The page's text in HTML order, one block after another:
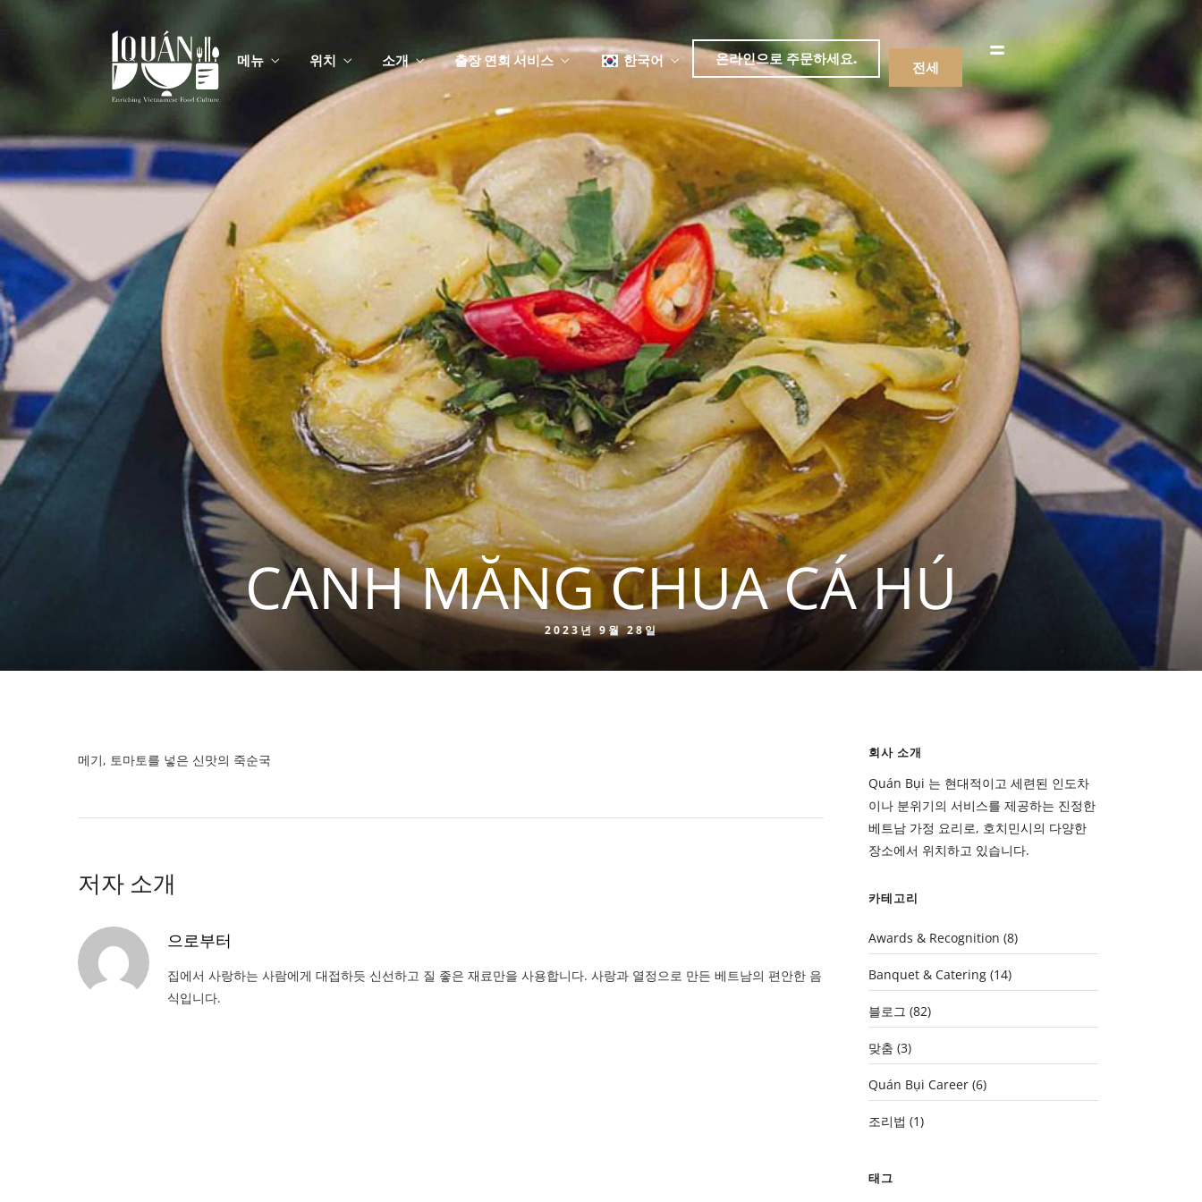
메뉴
메뉴
맞춤 메뉴
음료수
위치 소개 출장 연회 서비스 한국어
English
Tiếng Việt
日本語
简体中文
온라인으로 주문하세요. 전세
메뉴
맞춤 메뉴
음료수
日本語
简体中文
CANH MĂNG CHUA CÁ HÚ
2023년 9월 28일
메기, 토마토를 넣은 신맛의 죽순국
저자 소개
으로부터
집에서 사랑하는 사람에게 대접하듯 신선하고 질 좋은 재료만을 사용합니다. 사랑과 열정으로 만든 베트남의 편안한 음
식입니다.
회사 소개
Quán Bụi 는 현대적이고 세련된 인도차
이나 분위기의 서비스를 제공하는 진정한
베트남 가정 요리로, 호치민시의 다양한
장소에서 위치하고 있습니다.
카테고리
Awards & Recognition (8)
Banquet & Catering (14)
블로그 (82)
맞춤 (3)
Quán Bụi Career (6)
조리법 (1)
태그